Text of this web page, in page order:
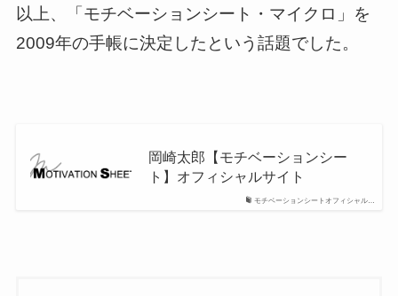
以上、「モチベーションシート・マイクロ」を
2009年の手帳に決定したという話題でした。
モチベーションシートオフィシャル…
岡崎太郎【モチベーションシー
ト】オフィシャルサイト